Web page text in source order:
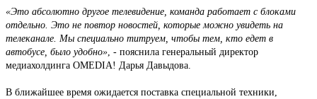
«Это абсолютно другое телевидение, команда работает с блоками
отдельно. Это не повтор новостей, которые можно увидеть на
телеканале. Мы специально титруем, чтобы тем, кто едет в
автобусе, было удобно» , - пояснила генеральный директор
медиахолдинга OMEDIA! Дарья Давыдова.
В ближайшее время ожидается поставка специальной техники,